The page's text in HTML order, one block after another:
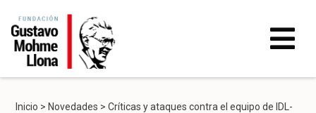
Inicio > Novedades >Críticas y ataques contra el equipo de IDL-